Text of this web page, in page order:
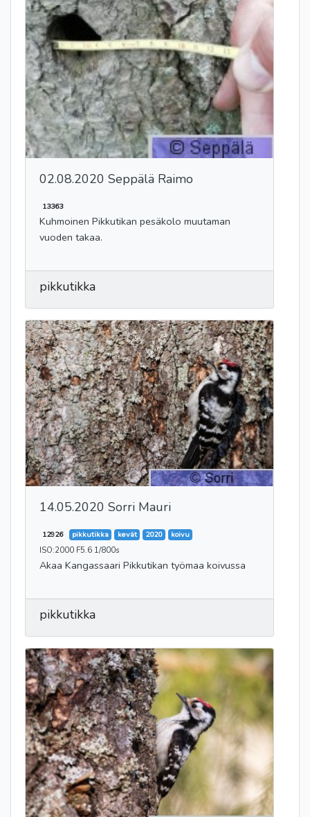
02.08.2020 Seppälä Raimo
13363
Kuhmoinen Pikkutikan pesäkolo muutaman
vuoden takaa.
pikkutikka
14.05.2020 Sorri Mauri
12926 pikkutikka kevät 2020 koivu
ISO:2000 F5.6 1/800s
Akaa Kangassaari Pikkutikan työmaa koivussa
pikkutikka